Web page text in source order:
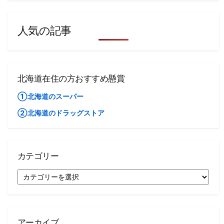
人気の記事
北海道在住の方おすすめ懸賞
①北海道のスーパー
②北海道のドラッグストア
カテゴリー
テ